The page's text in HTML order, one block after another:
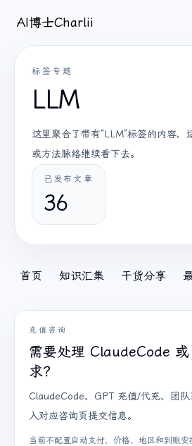
AI博士Charlii
标签专题
LLM
这里聚合了带有“LLM”标签的内容，
或方法脉络继续看下去。
已发布文章
36
首页 知识汇集 干货分享
充值咨询
需要处理 ClaudeCode
求？
ClaudeCode、GPT 充值/代充、团
入对应咨询页提交信息。
当前不配置自动支付，价格、地区和到账安